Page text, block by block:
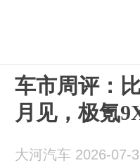
车市周评：
月见，极氪
大河汽车 2026-07-